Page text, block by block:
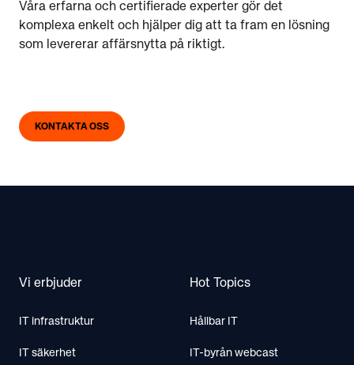
Våra erfarna och certifierade experter gör det
komplexa enkelt och hjälper dig att ta fram en lösning
som levererar affärsnytta på riktigt.
KONTAKTA OSS
Vi erbjuder
IT infrastruktur
IT säkerhet
Hot Topics
Hållbar IT
IT-byrån webcast